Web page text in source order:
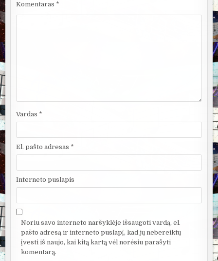
Komentaras *
Vardas *
El. pašto adresas *
Interneto puslapis
Noriu savo interneto naršyklėje išsaugoti vardą, el.
pašto adresą ir interneto puslapį, kad jų nebereiktų
įvesti iš naujo, kai kitą kartą vėl norėsiu parašyti
komentarą.